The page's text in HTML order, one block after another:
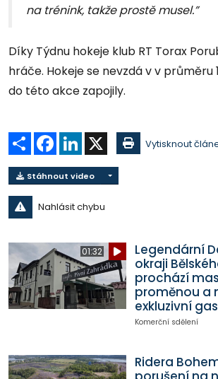
na trénink, takže prostě musel.”
Díky Týdnu hokeje klub RT Torax
hráče. Hokeje se nevzdá v v průměru
do této akce zapojily.
Sdílet Facebook
LinkedIn Vytisknout
Stáhnout video
Nahlásit chybu
01:32
Legendární
okraji
prochází
proměnou a
exkluzivní
Komerční sdělení
Ridera